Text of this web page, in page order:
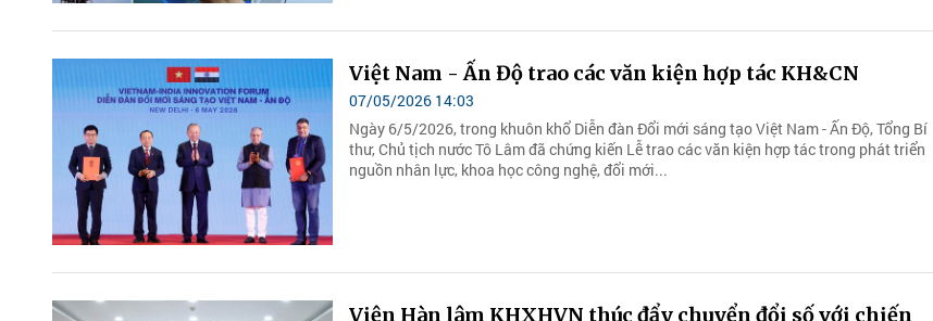
Việt Nam - Ấn Độ trao các văn kiện hợp tác KH&CN
07/05/2026 14:03
Ngày 6/5/2026, trong khuôn khổ Diễn đàn Đổi mới sáng tạo Việt Nam - Ấn Độ, Tổng Bí
thư, Chủ tịch nước Tô Lâm đã chứng kiến Lễ trao các văn kiện hợp tác trong phát triển
nguồn nhân lực, khoa học công nghệ, đổi mới...
Viện Hàn lâm KHXHVN thúc đẩy chuyển đổi số với chiến